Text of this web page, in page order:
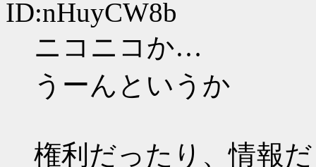
ID:nHuyCW8b
ニコニコか…
うーんというか
権利だったり、情報